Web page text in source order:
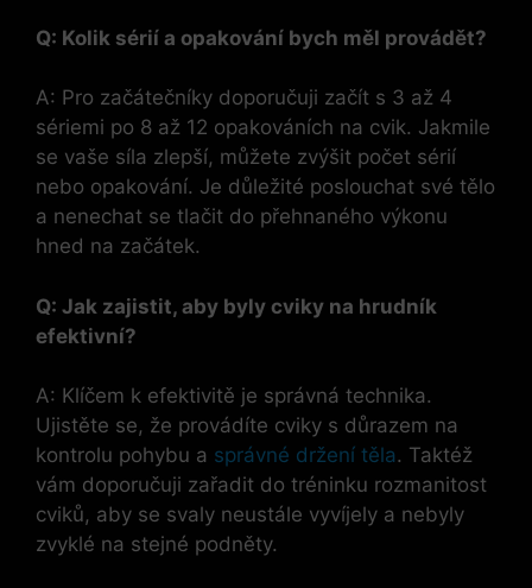
Q: Kolik sérií a opakování bych měl provádět?
A: Pro začátečníky doporučuji začít s 3 až 4
sériemi po 8 až 12 opakováních na cvik. Jakmile
se vaše síla zlepší, můžete zvýšit počet sérií
nebo opakování. Je důležité poslouchat své tělo
a nenechat se tlačit do přehnaného výkonu
hned na začátek.
Q: Jak zajistit, aby byly cviky na hrudník
efektivní?
A: Klíčem k efektivitě je správná technika.
Ujistěte se, že provádíte cviky s důrazem na
kontrolu pohybu a správné držení těla. Taktéž
vám doporučuji zařadit do tréninku rozmanitost
cviků, aby se svaly neustále vyvíjely a nebyly
zvyklé na stejné podněty.